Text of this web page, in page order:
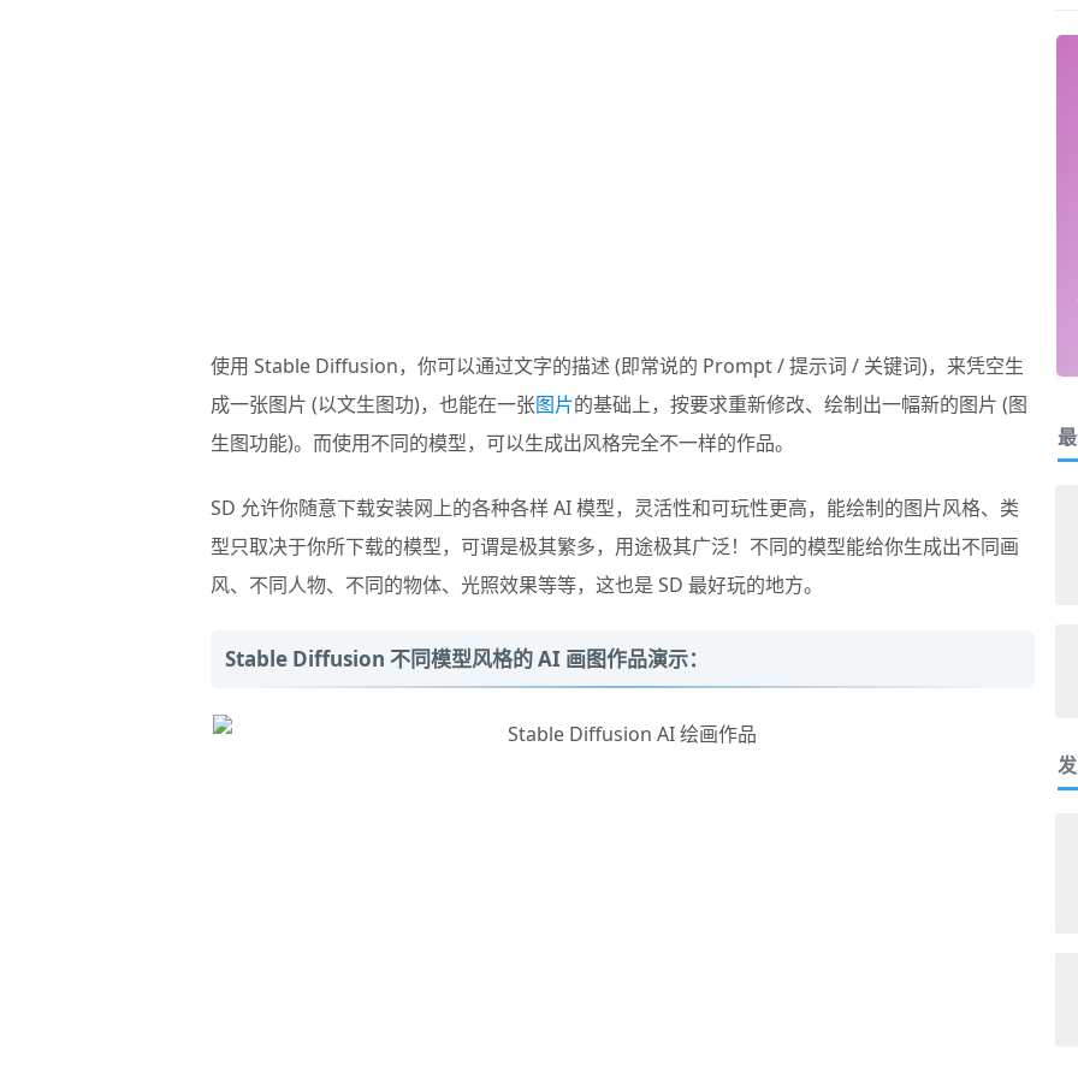
使用 Stable Diffusion，你可以通过文字的描述 (即常说的 Prompt / 提示词 / 关键词)，来凭空生
成一张图片 (以文生图功)，也能在一张图片的基础上，按要求重新修改、绘制出一幅新的图片 (图
生图功能)。而使用不同的模型，可以生成出风格完全不一样的作品。
SD 允许你随意下载安装网上的各种各样 AI 模型，灵活性和可玩性更高，能绘制的图片风格、类
型只取决于你所下载的模型，可谓是极其繁多，用途极其广泛！不同的模型能给你生成出不同画
风、不同人物、不同的物体、光照效果等等，这也是 SD 最好玩的地方。
Stable Diffusion 不同模型风格的 AI 画图作品演示：